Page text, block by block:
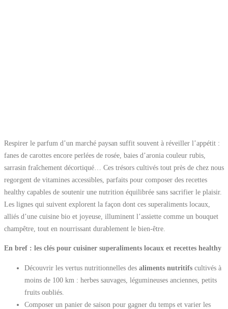
Respirer le parfum d’un marché paysan suffit souvent à réveiller l’appétit :
fanes de carottes encore perlées de rosée, baies d’aronia couleur rubis,
sarrasin fraîchement décortiqué… Ces trésors cultivés tout près de chez nous
regorgent de vitamines accessibles, parfaits pour composer des recettes
healthy capables de soutenir une nutrition équilibrée sans sacrifier le plaisir.
Les lignes qui suivent explorent la façon dont ces superaliments locaux,
alliés d’une cuisine bio et joyeuse, illuminent l’assiette comme un bouquet
champêtre, tout en nourrissant durablement le bien-être.
En bref : les clés pour cuisiner superaliments locaux et recettes healthy
Découvrir les vertus nutritionnelles des aliments nutritifs cultivés à
moins de 100 km : herbes sauvages, légumineuses anciennes, petits
fruits oubliés.
Composer un panier de saison pour gagner du temps et varier les